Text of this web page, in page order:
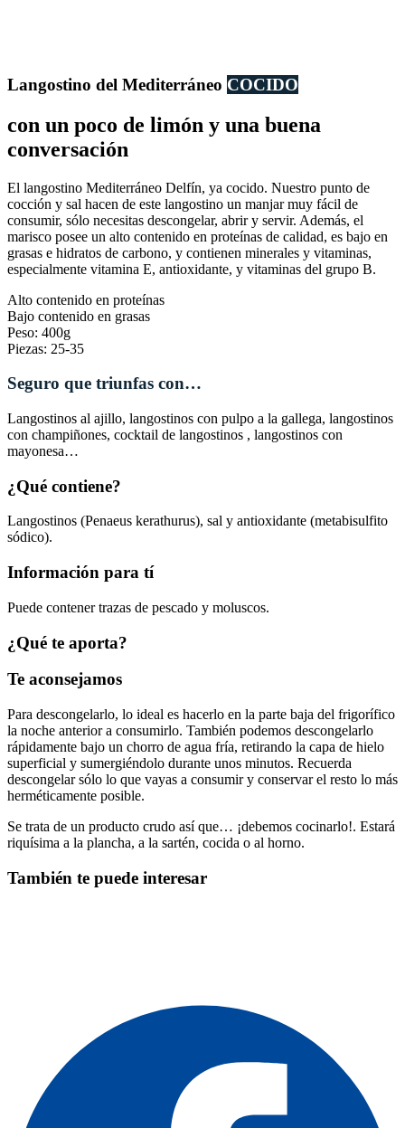
Langostino del Mediterráneo COCIDO
con un poco de limón y una buena
conversación
El langostino Mediterráneo Delfín, ya cocido. Nuestro punto de
cocción y sal hacen de este langostino un manjar muy fácil de
consumir, sólo necesitas descongelar, abrir y servir. Además, el
marisco posee un alto contenido en proteínas de calidad, es bajo en
grasas e hidratos de carbono, y contienen minerales y vitaminas,
especialmente vitamina E, antioxidante, y vitaminas del grupo B.
Alto contenido en proteínas
Bajo contenido en grasas
Peso: 400g
Piezas: 25-35
Seguro que triunfas con…
Langostinos al ajillo, langostinos con pulpo a la gallega, langostinos
con champiñones, cocktail de langostinos , langostinos con
mayonesa…
¿Qué contiene?
Langostinos (Penaeus kerathurus), sal y antioxidante (metabisulfito
sódico).
Información para tí
Puede contener trazas de pescado y moluscos.
¿Qué te aporta?
Te aconsejamos
Para descongelarlo, lo ideal es hacerlo en la parte baja del frigorífico
la noche anterior a consumirlo. También podemos descongelarlo
rápidamente bajo un chorro de agua fría, retirando la capa de hielo
superficial y sumergiéndolo durante unos minutos. Recuerda
descongelar sólo lo que vayas a consumir y conservar el resto lo más
herméticamente posible.
Se trata de un producto crudo así que… ¡debemos cocinarlo!. Estará
riquísima a la plancha, a la sartén, cocida o al horno.
También te puede interesar